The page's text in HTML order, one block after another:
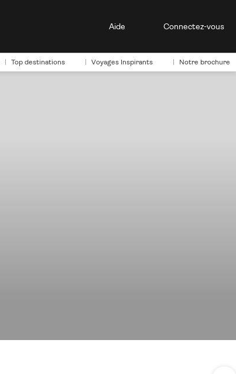
Aide Connectez-vous
Top destinations Voyages Inspirants Notre brochure